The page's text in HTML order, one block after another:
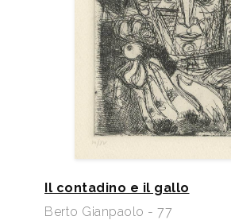
Il contadino e il gallo
Berto Gianpaolo - 77